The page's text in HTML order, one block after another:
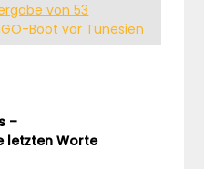
von 53
Boot vor Tunesien
–
letzten Worte